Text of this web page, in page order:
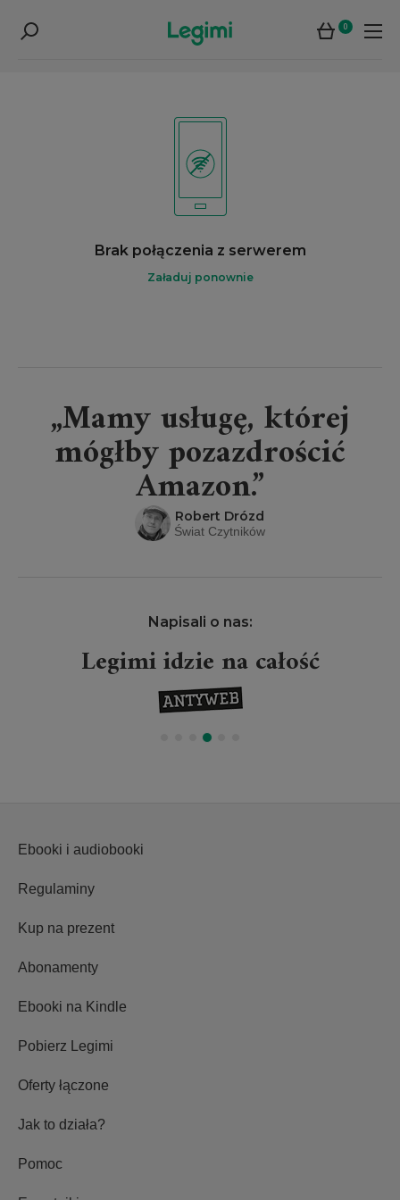
0
Brak połączenia z serwerem
Załaduj ponownie
„Mamy usługę, której
mógłby pozazdrościć
Amazon.”
Robert Drózd
Świat Czytników
Napisali o nas:
Legimi idzie na całość
Ebooki i audiobooki
Regulaminy
Kup na prezent
Abonamenty
Ebooki na Kindle
Pobierz Legimi
Oferty łączone
Jak to działa?
Pomoc